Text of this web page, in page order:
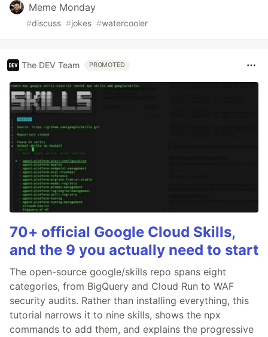
Meme Monday
#discuss #jokes #watercooler
The DEV Team PROMOTED
70+ official Google Cloud Skills,
and the 9 you actually need to start
The open-source google/skills repo spans eight
categories, from BigQuery and Cloud Run to WAF
security audits. Rather than installing everything, this
tutorial narrows it to nine skills, shows the npx
commands to add them, and explains the progressive